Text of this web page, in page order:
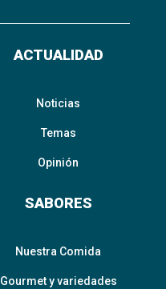
ACTUALIDAD
Noticias
Temas
Opinión
SABORES
Nuestra Comida
Gourmet y variedades